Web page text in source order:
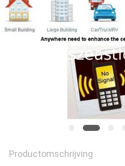
SITEMAP
PRIVACY
Productomschrijving